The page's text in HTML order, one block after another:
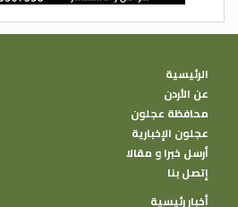
الرئيسية
عن الأردن
محافظة عجلون
عجلون الإخبارية
أرسل خبرا و مقالا
إتصل بنا
أخبار رئيسية